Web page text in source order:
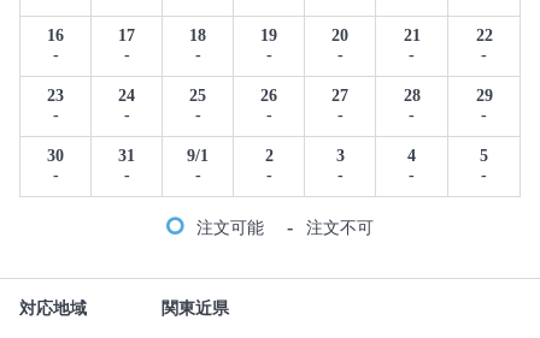
16
-
17
-
18
-
19
-
20
-
21
-
22
-
23
-
24
-
25
-
26
-
27
-
28
-
29
-
30
-
31
-
9/1
-
2
-
3
-
4
-
5
-
注文可能 - 注文不可
対応地域 関東近県